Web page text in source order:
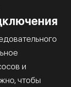
и
чтобы